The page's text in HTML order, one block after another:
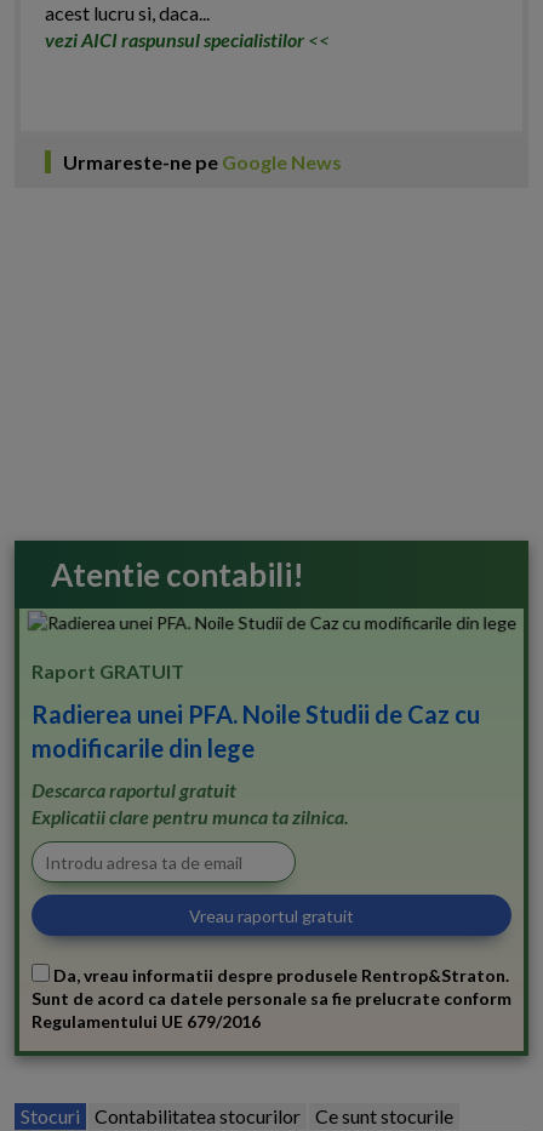
acest lucru si, daca...
vezi AICI raspunsul specialistilor <<
Urmareste-ne pe Google News
Atentie contabili!
Raport GRATUIT
Radierea unei PFA. Noile Studii de Caz cu
modificarile din lege
Descarca raportul gratuit
Explicatii clare pentru munca ta zilnica.
Da, vreau informatii despre produsele Rentrop&Straton.
Sunt de acord ca datele personale sa fie prelucrate conform
Regulamentului UE 679/2016
Stocuri Contabilitatea stocurilor Ce sunt stocurile